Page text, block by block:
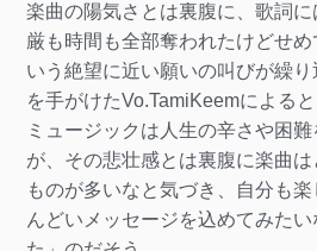
楽曲の陽気さとは裏腹に、歌詞
厳も時間も全部奪われたけどせ
いう絶望に近い願いの叫びが繰
を手がけたVo.TamiKeemによる
ミュージックは人生の辛さや困
が、その悲壮感とは裏腹に楽曲
ものが多いなと気づき、自分も
んどいメッセージを込めてみた